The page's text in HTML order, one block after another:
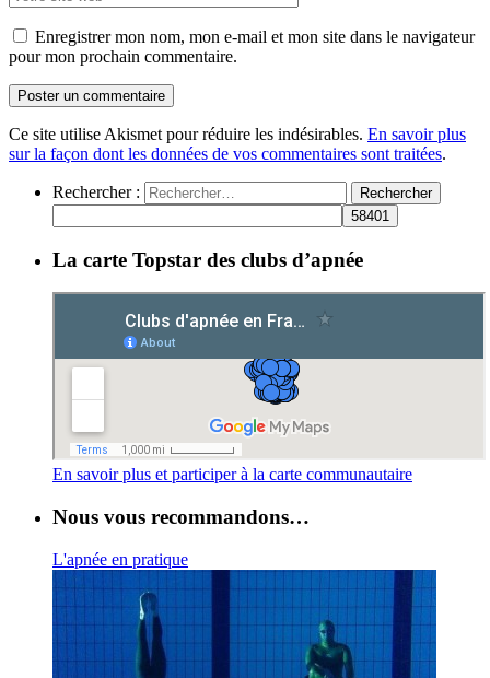
Enregistrer mon nom, mon e-mail et mon site dans le navigateur
pour mon prochain commentaire.
Ce site utilise Akismet pour réduire les indésirables. En savoir plus
sur la façon dont les données de vos commentaires sont traitées.
Rechercher :
La carte Topstar des clubs d’apnée
En savoir plus et participer à la carte communautaire
Nous vous recommandons…
L'apnée en pratique